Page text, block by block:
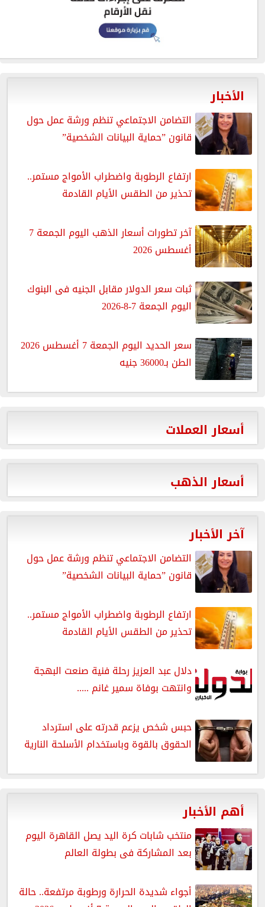
الأخبار
التضامن الاجتماعي تنظم ورشة عمل حول
قانون ”حماية البيانات الشخصية”
ارتفاع الرطوبة واضطراب الأمواج مستمر..
تحذير من الطقس الأيام القادمة
آخر تطورات أسعار الذهب اليوم الجمعة 7
أغسطس 2026
ثبات سعر الدولار مقابل الجنيه فى البنوك
اليوم الجمعة 7-8-2026
سعر الحديد اليوم الجمعة 7 أغسطس 2026
الطن بـ36000 جنيه
أسعار العملات
أسعار الذهب
آخر الأخبار
التضامن الاجتماعي تنظم ورشة عمل حول
قانون ”حماية البيانات الشخصية”
ارتفاع الرطوبة واضطراب الأمواج مستمر..
تحذير من الطقس الأيام القادمة
دلال عبد العزيز رحلة فنية صنعت البهجة
وانتهت بوفاة سمير غانم .....
حبس شخص يزعم قدرته على استرداد
الحقوق بالقوة وباستخدام الأسلحة النارية
أهم الأخبار
منتخب شابات كرة اليد يصل القاهرة اليوم
بعد المشاركة فى بطولة العالم
أجواء شديدة الحرارة ورطوبة مرتفعة.. حالة